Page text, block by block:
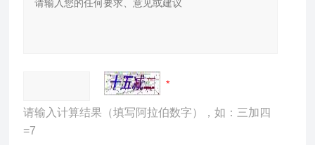
请输入计算结果（填写阿拉伯数字），如：三加四
=7